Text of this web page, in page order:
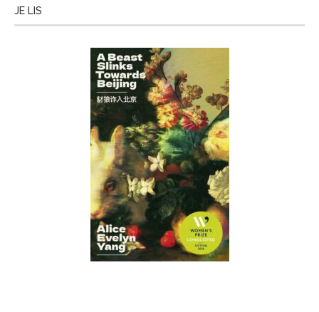
JE LIS